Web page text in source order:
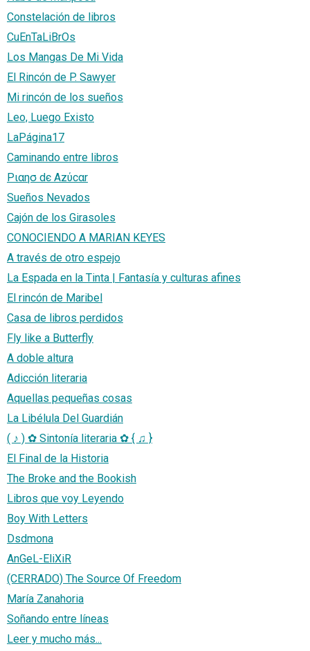
Constelación de libros
CuEnTaLiBrOs
Los Mangas De Mi Vida
El Rincón de P. Sawyer
Mi rincón de los sueños
Leo, Luego Existo
LaPágina17
Caminando entre libros
Pιαησ dє Azύсαr
Sueños Nevados
Cajón de los Girasoles
CONOCIENDO A MARIAN KEYES
A través de otro espejo
La Espada en la Tinta | Fantasía y culturas afines
El rincón de Maribel
Casa de libros perdidos
Fly like a Butterfly
A doble altura
Adicción literaria
Aquellas pequeñas cosas
La Libélula Del Guardián
( ♪ ) ✿ Sintonía literaria ✿ { ♫ }
El Final de la Historia
The Broke and the Bookish
Libros que voy Leyendo
Boy With Letters
Dsdmona
AnGeL-EliXiR
(CERRADO) The Source Of Freedom
María Zanahoria
Soñando entre líneas
Leer y mucho más...